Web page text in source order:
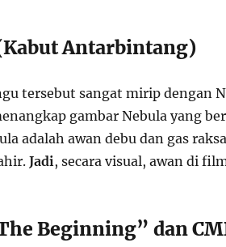
Antarbintang)
tersebut sangat mirip dengan
gambar Nebula yang
adalah awan debu dan gas
Jadi, secara visual, awan di
Beginning” dan